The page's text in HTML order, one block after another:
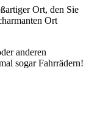
Ort, den Sie
Ort
anderen
sogar Fahrrädern!